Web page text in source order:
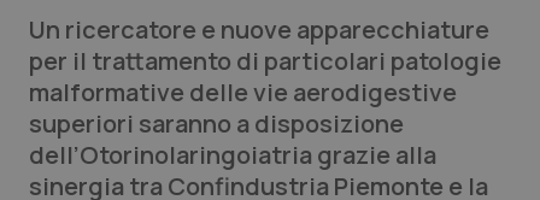
Lettere al direttore
Edizioni Regionali
QS Pro
Un ricercatore e nuove apparecchiature
per il trattamento di particolari patologie
malformative delle vie aerodigestive
superiori saranno a disposizione
dell’Otorinolaringoiatria grazie alla
sinergia tra Confindustria Piemonte e la